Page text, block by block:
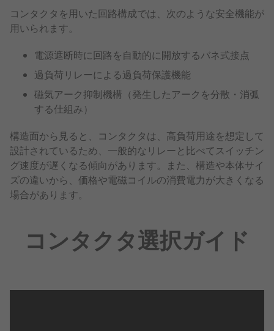
コンタクタを用いた回路構成では、次のような安全機能が
用いられます。
電源遮断時に回路を自動的に開放するバネ式接点
過負荷リレーによる過負荷保護機能
磁気アーク抑制機構（発生したアークを分散・消弧
する仕組み）
構造面から見ると、コンタクタは、高負荷用途を想定して
設計されているため、一般的なリレーと比べてスイッチン
グ速度が遅くなる傾向があります。また、構造や本体サイ
ズの違いから、価格や電磁コイルの消費電力が大きくなる
場合があります。
コンタクタ選択ガイド